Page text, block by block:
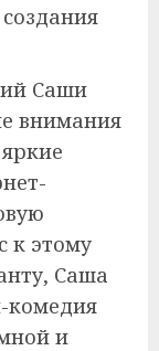
Саши
внимания
к этому
Саша
комедия
и